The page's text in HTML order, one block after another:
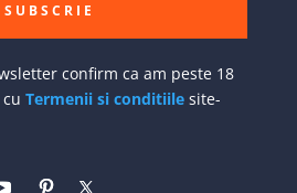
SUBSCRIE
confirm ca am peste 18
Termenii si conditiilesite-